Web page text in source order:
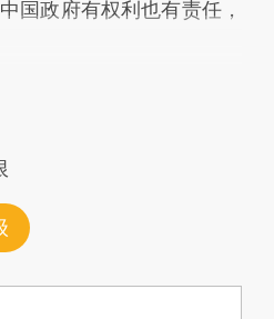
国政府有权利也有责任，